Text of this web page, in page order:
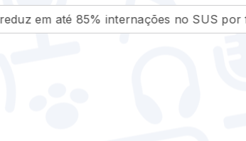
internações no SUS por fibrose cística